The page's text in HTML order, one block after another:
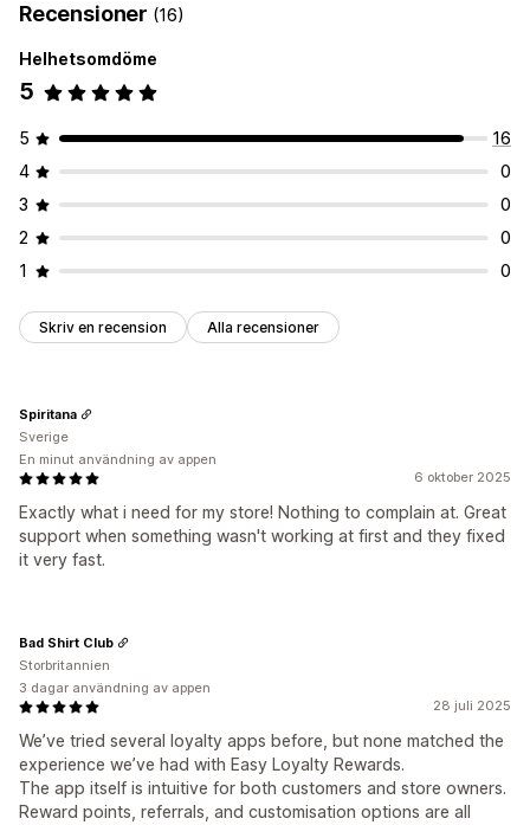
Recensioner (16)
Helhetsomdöme
5
5
16
4
0
3
0
2
0
1
0
Skriv en recension Alla recensioner
6 oktober 2025
Exactly what i need for my store! Nothing to complain at. Great
support when something wasn't working at first and they fixed
it very fast.
Spiritana
Sverige
En minut användning av appen
28 juli 2025
We’ve tried several loyalty apps before, but none matched the
experience we’ve had with Easy Loyalty Rewards.
The app itself is intuitive for both customers and store owners.
Reward points, referrals, and customisation options are all
Bad Shirt Club
Storbritannien
3 dagar användning av appen